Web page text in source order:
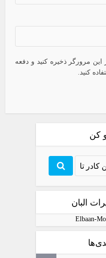
این مرورگر ذخیره کنید و دفعه
کنید.
کن
البان